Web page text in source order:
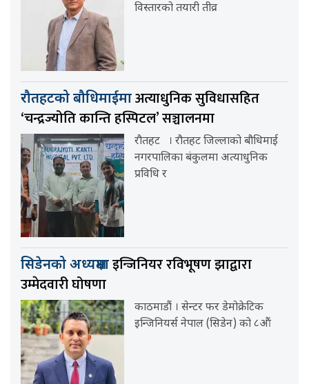
विस्तारको तयारी तीव्र
रौतहटको बौधिमाईमाअत्याधुनिक सुविधासहित
‘चन्द्रज्योति कान्ति हस्पिटल’ सञ्चालनमा
रौतहट । रौतहट जिल्लाको बौधिमाई
नगरपालिका बंकुलमा अत्याधुनिक
प्रविधि र
सिडेनको अध्यक्षमाइन्जिनियर रविभूषण झाद्वारा
उम्मेदवारी घोषणा
काठमाडौं । सेन्टर फर डेमोक्रेटिक
इन्जिनियर्स नेपाल (सिडेन) को ८औं